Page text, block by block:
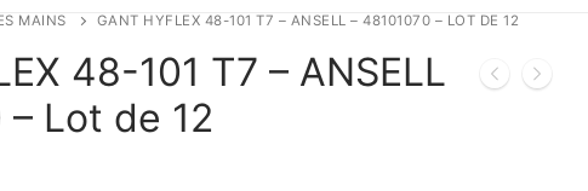
MAINS GANT HYFLEX 48-101 T7 – ANSELL – 48101070 – LOT DE 12
48-101 T7 – ANSELL
Lot de 12